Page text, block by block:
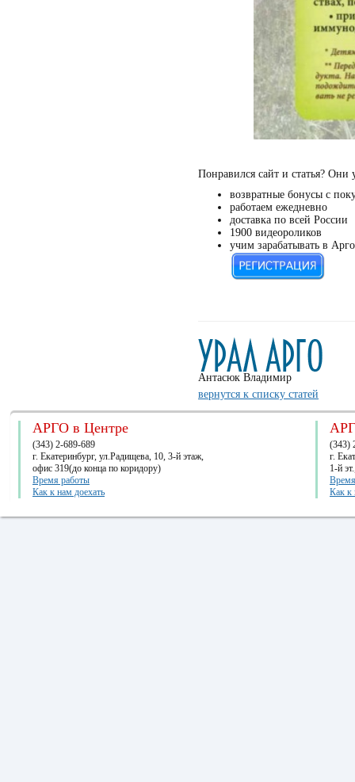
Понравился сайт и статья? Они
возвратные бонусы с
работаем ежедневно
доставка по всей России
1900 видеороликов
учим зарабатывать в Арго
Антасюк Владимир
вернутся к списку статей
АРГО в Центре
(343) 2-689-689
г. Екатеринбург, ул.Радищева, 10, 3-й этаж,
офис 319(до конца по коридору)
Время работы
Как к нам доехать
(343)
г.
1-й
Как к